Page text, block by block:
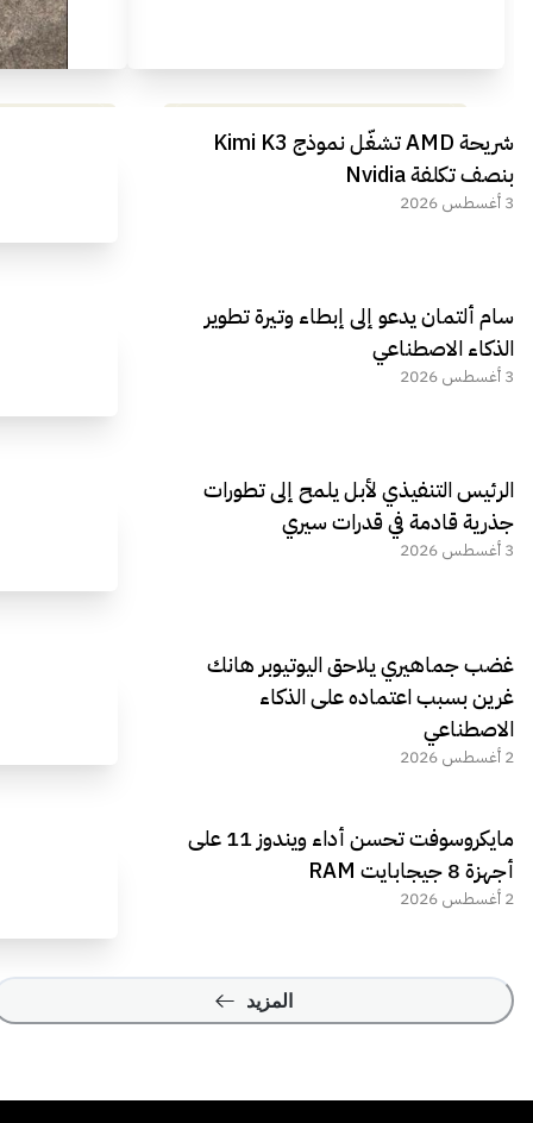
مراجعة شاملة لعملاق الألعاب
الجديد REDMAGIC 11 AIR
شريحة AMD تشغّل نموذج Kimi K3
بنصف تكلفة Nvidia
3 أغسطس 2026
سام ألتمان يدعو إلى إبطاء وتيرة تطوير
الذكاء الاصطناعي
3 أغسطس 2026
الرئيس التنفيذي لأبل يلمح إلى تطورات
جذرية قادمة في قدرات سيري
3 أغسطس 2026
غضب جماهيري يلاحق اليوتيوبر هانك
غرين بسبب اعتماده على الذكاء
الاصطناعي
2 أغسطس 2026
مايكروسوفت تحسن أداء ويندوز 11 على
أجهزة 8 جيجابايت RAM
2 أغسطس 2026
المزيد